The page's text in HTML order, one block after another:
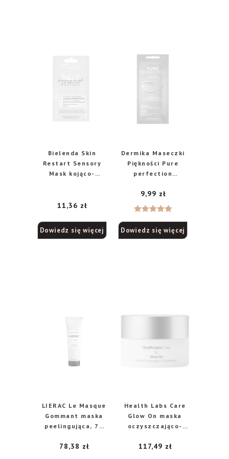
Bielenda Skin
Restart Sensory
Mask kojąco-
prebiotyczna, 8 g
11,36 zł
Dowiedz się więcej
Dermika Maseczki
Piękności Pure
perfection
oczyszczająca, 10
ml
5.00 na 5
9,99 zł
Dowiedz się więcej
LIERAC Le Masque
Gommant maska
peelingująca, 75
78,38 zł
Health Labs Care
Glow On maska
oczyszczająco-
ml
117,49 zł